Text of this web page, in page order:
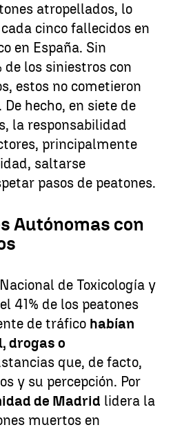
atropellados, lo
cinco fallecidos en
en España. Sin
de los siniestros con
estos no cometieron
hecho, en siete de
la responsabilidad
principalmente
saltarse
pasos de peatones.
Autónomas con
de Toxicología y
41% de los peatones
de tráfico habían
drogas o
que, de facto,
y su percepción. Por
de Madrid lidera la
muertos en